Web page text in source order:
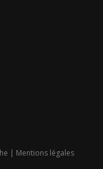
| Mentions légales